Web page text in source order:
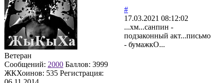
Ветеран
Сообщений: 2000 Баллов: 3999
ЖКХоинов: 535 Регистрация:
#
17.03.2021 08:12:02
...хм...санпин -
подзаконный акт...письмо
- бумажкО...